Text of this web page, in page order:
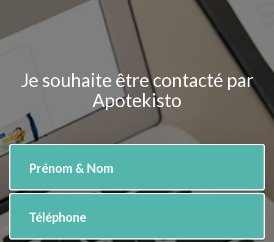
Je souhaite être contacté par
Apotekisto
Prénom & Nom
Téléphone